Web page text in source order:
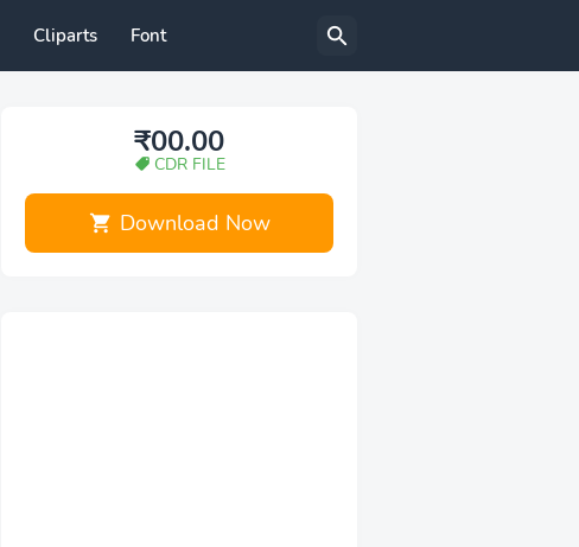
Cliparts Font
₹00.00
CDR FILE
Download Now